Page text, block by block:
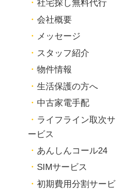
社宅探し無料代行
会社概要
メッセージ
スタッフ紹介
物件情報
生活保護の方へ
中古家電手配
ライフライン取次サ
ービス
あんしんコール24
SIMサービス
初期費用分割サービ